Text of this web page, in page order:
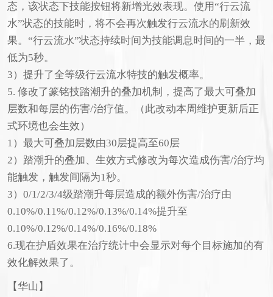
态，该状态下技能按钮将新增光效表现。使用“行云流
水”状态的技能时，将不会再次触发行云流水的刷新效
果。“行云流水”状态持续时间为技能调息时间的一半，最
低为5秒。
3）提升了全等级行云流水特技的触发概率。
5. 修改了篆铭技踏潮升的叠加机制，提高了最大可叠加
层数和每层的伤害/治疗值。（此改动本周维护更新后正
式环境也会生效）
1）最大可叠加层数由30层提高至60层
2）踏潮升的叠加、生效方式修改为每次造成伤害/治疗均
能触发，触发间隔为1秒。
3）0/1/2/3/4级踏潮升每层造成的额外伤害/治疗由
0.10%/0.11%/0.12%/0.13%/0.14%提升至
0.10%/0.12%/0.14%/0.16%/0.18%
6.现在护盾效果在治疗统计中会显示对每个目标施加的有
效化解效果了。
【华山】